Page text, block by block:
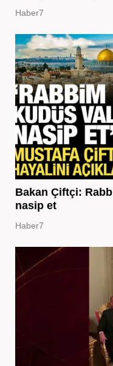
Haber7
Bakan Çiftçi:
nasip et
Haber7